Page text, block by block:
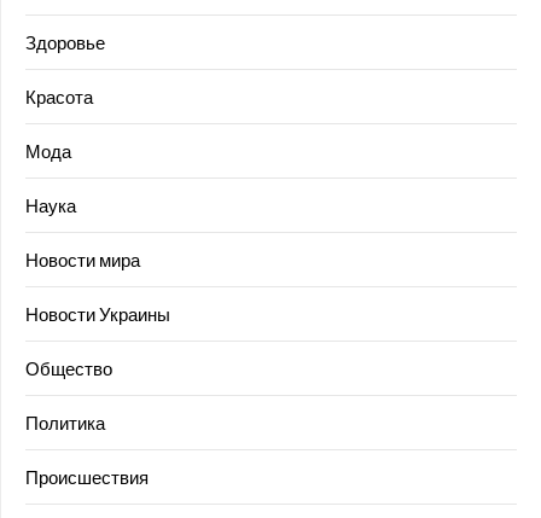
Здоровье
Красота
Мода
Наука
Новости мира
Новости Украины
Общество
Политика
Происшествия